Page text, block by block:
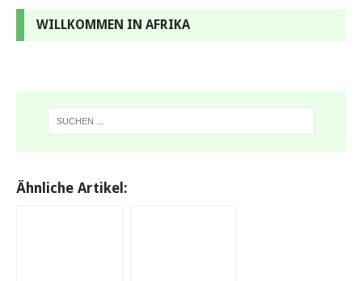
WILLKOMMEN IN AFRIKA
Ähnliche Artikel: